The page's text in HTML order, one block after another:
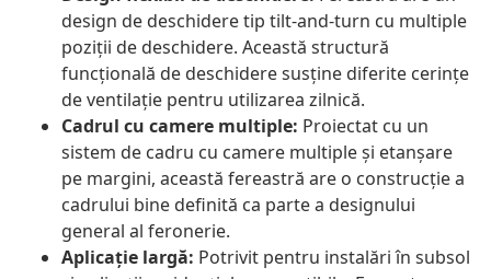
design de deschidere tip tilt-and-turn cu multiple
poziții de deschidere. Această structură
funcțională de deschidere susține diferite cerințe
de ventilație pentru utilizarea zilnică.
Cadrul cu camere multiple: Proiectat cu un
sistem de cadru cu camere multiple și etanșare
pe margini, această fereastră are o construcție a
cadrului bine definită ca parte a designului
general al feronerie.
Aplicație largă: Potrivit pentru instalări în subsol